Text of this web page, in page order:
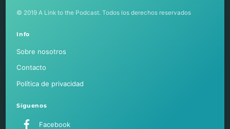
Top
© 2019 A Link to the Podcast. Todos los derechos reservados
Info
Sobre nosotros
Contacto
Política de privacidad
Síguenos
Facebook